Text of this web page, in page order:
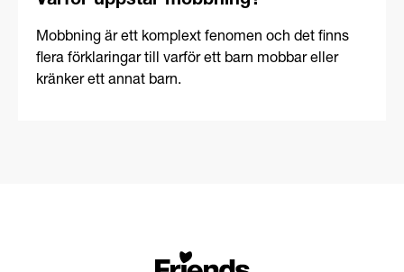
Trakasserier
Mobbning är ett komplext fenomen och det finns
flera förklaringar till varför ett barn mobbar eller
kränker ett annat barn.